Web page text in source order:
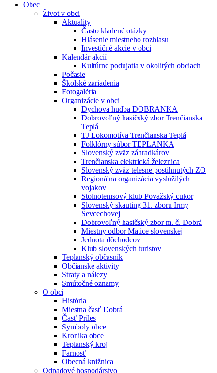
Obec
Život v obci
Aktuality
Často kladené otázky
Hlásenie miestneho rozhlasu
Investičné akcie v obci
Kalendár akcií
Kultúrne podujatia v okolitých obciach
Počasie
Školské zariadenia
Fotogaléria
Organizácie v obci
Dychová hudba DOBRANKA
Dobrovoľný hasičský zbor Trenčianska
Teplá
TJ Lokomotíva Trenčianska Teplá
Folklórny súbor TEPLANKA
Slovenský zväz záhradkárov
Trenčianska elektrická železnica
Slovenský zväz telesne postihnutých ZO
Regionálna organizácia vyslúžilých
vojakov
Stolnotenisový klub Považský cukor
Slovenský skauting 31. zboru Irmy
Ševcechovej
Dobrovoľný hasičský zbor m. č. Dobrá
Miestny odbor Matice slovenskej
Jednota dôchodcov
Klub slovenských turistov
Teplanský občasník
Občianske aktivity
Straty a nálezy
Smútočné oznamy
O obci
História
Miestna časť Dobrá
Časť Príles
Symboly obce
Kronika obce
Teplanský kroj
Farnosť
Obecná knižnica
Odpadové hospodárstvo